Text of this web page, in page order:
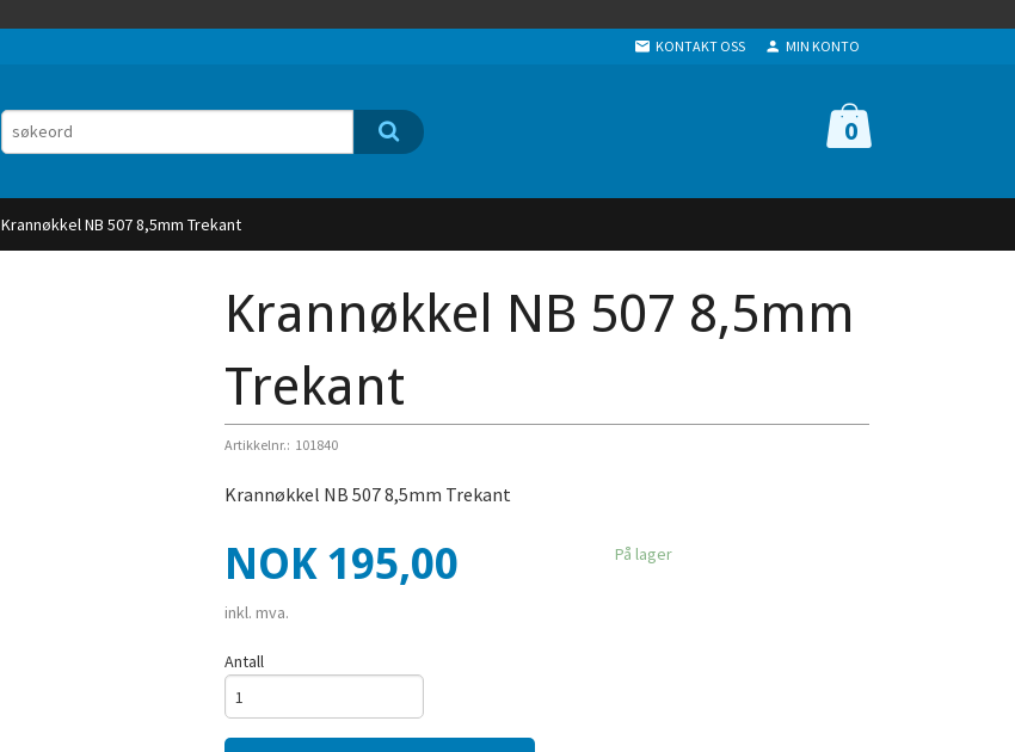
KONTAKT OSS MIN KONTO
0
Krannøkkel NB 507 8,5mm Trekant
Krannøkkel NB 507 8,5mm
Trekant
Artikkelnr.: 101840
Krannøkkel NB 507 8,5mm Trekant
Pris
NOK 195,00
inkl. mva.
På lager
Antall